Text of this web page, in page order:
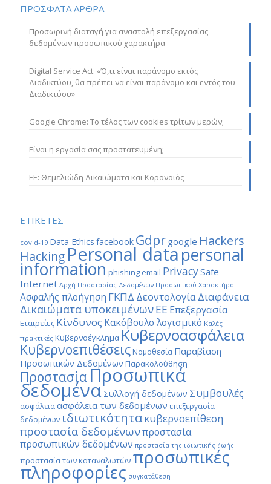
ΠΡΟΣΦΑΤΑ ΑΡΘΡΑ
Προσωρινή διαταγή για αναστολή επεξεργασίας
δεδομένων προσωπικού χαρακτήρα
Digital Service Act: «Ό,τι είναι παράνομο εκτός
Διαδικτύου, θα πρέπει να είναι παράνομο και εντός του
Διαδικτύου»
Google Chrome: Το τέλος των cookies τρίτων μερών;
Είναι η εργασία σας προστατευμένη;
ΕΕ: Θεμελιώδη Δικαιώματα και Κορονοϊός
ΕΤΙΚΕΤΕΣ
covid-19 Data Ethics facebook Gdpr google Hackers
Hacking Personal datapersonal
information phishing email PrivacySafe
Internet Αρχή Προστασίας Δεδομένων Προσωπικού Χαρακτήρα
Ασφαλής πλοήγηση ΓΚΠΔ ΔεοντολογίαΔιαφάνεια
Δικαιώματα υποκειμένωνΕΕ Επεξεργασία
Εταιρείες Κίνδυνος Κακόβουλο λογισμικό Καλές
πρακτικές Κυβερνοέγκλημα Κυβερνοασφάλεια
Κυβερνοεπιθέσεις Νομοθεσία Παραβίαση
Προσωπικών Δεδομένων Παρακολούθηση
ΠροστασίαΠροσωπικά
δεδομένα Συλλογή δεδομένων Συμβουλές
ασφάλειαασφάλεια των δεδομένων επεξεργασία
δεδομένων ιδιωτικότητακυβερνοεπίθεση
προστασία δεδομένωνπροστασία
προσωπικών δεδομένων προστασία της ιδιωτικής ζωής
προστασία των καταναλωτών προσωπικές
πληροφορίες συγκατάθεση